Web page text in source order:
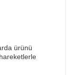
ürünü